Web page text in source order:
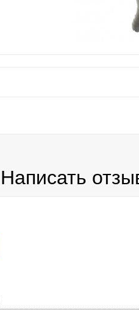
Написать